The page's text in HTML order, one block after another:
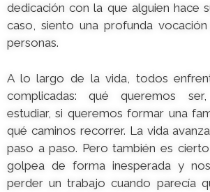
dedicación con la que alguien hace
caso, siento una profunda
personas.
A lo largo de la vida, todos
complicadas: qué queremos
estudiar, si queremos formar una
qué caminos recorrer. La vida
paso a paso. Pero también es
golpea de forma inesperada y
perder un trabajo cuando parecía